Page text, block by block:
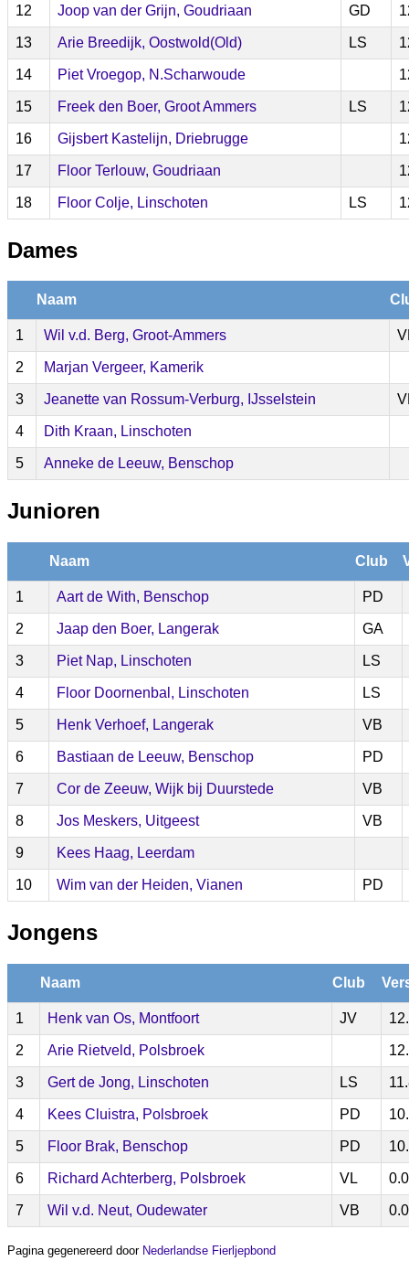
12 Joop van der Grijn, Goudriaan GD
13 Arie Breedijk, Oostwold(Old) LS
14 Piet Vroegop, N.Scharwoude
15 Freek den Boer, Groot Ammers LS
16 Gijsbert Kastelijn, Driebrugge
17 Floor Terlouw, Goudriaan
18 Floor Colje, Linschoten LS
Dames
Naam
1 Wil v.d. Berg, Groot-Ammers
2 Marjan Vergeer, Kamerik
3 Jeanette van Rossum-Verburg, IJsselstein
4 Dith Kraan, Linschoten
5 Anneke de Leeuw, Benschop
Junioren
Naam Club
1 Aart de With, Benschop PD
2 Jaap den Boer, Langerak GA
3 Piet Nap, Linschoten LS
4 Floor Doornenbal, Linschoten LS
5 Henk Verhoef, Langerak VB
6 Bastiaan de Leeuw, Benschop PD
7 Cor de Zeeuw, Wijk bij Duurstede VB
8 Jos Meskers, Uitgeest VB
9 Kees Haag, Leerdam
10 Wim van der Heiden, Vianen PD
Jongens
Naam Club
1 Henk van Os, Montfoort JV
2 Arie Rietveld, Polsbroek
3 Gert de Jong, Linschoten LS
4 Kees Cluistra, Polsbroek PD
5 Floor Brak, Benschop PD
6 Richard Achterberg, Polsbroek VL
7 Wil v.d. Neut, Oudewater VB
Pagina gegenereerd door Nederlandse Fierljepbond